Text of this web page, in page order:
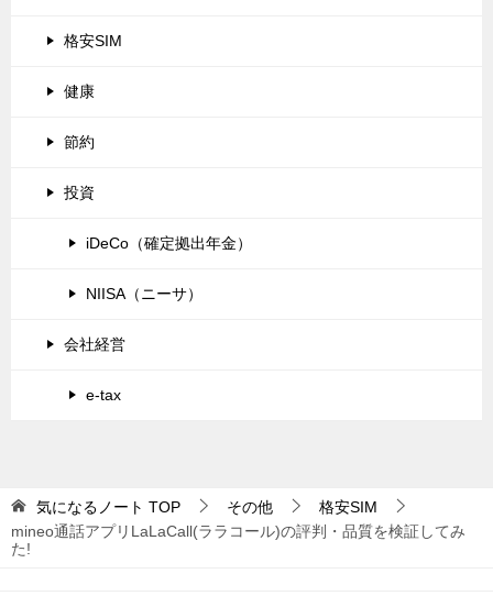
格安SIM
健康
節約
投資
iDeCo（確定拠出年金）
NIISA（ニーサ）
会社経営
e-tax
気になるノート TOP その他
格安SIM
mineo通話アプリLaLaCall(ララコール)の評判・品質を検証してみ
た!